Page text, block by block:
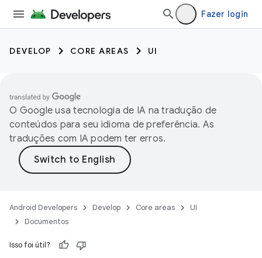
Fazer login
DEVELOP CORE AREAS UI
O Google usa tecnologia de IA na tradução de
conteúdos para seu idioma de preferência. As
traduções com IA podem ter erros.
Android Developers Develop Core areas
UI
Documentos
Isso foi útil?